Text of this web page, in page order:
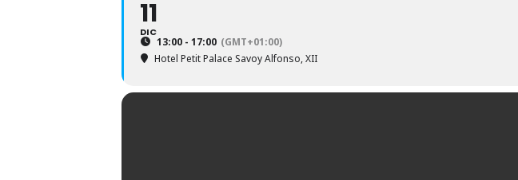
11
DIC
13:00 - 17:00 (GMT+01:00)
Hotel Petit Palace Savoy Alfonso, XII